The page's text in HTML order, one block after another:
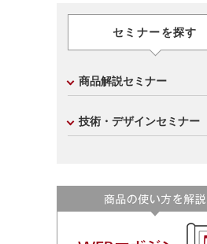
セミナーを探す
商品解説セミナー
技術・デザインセミナー